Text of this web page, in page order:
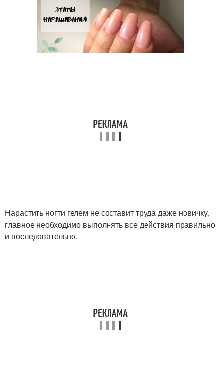
Нарастить ногти гелем не составит труда даже новичку,
главное необходимо выполнять все действия правильно
и последовательно.